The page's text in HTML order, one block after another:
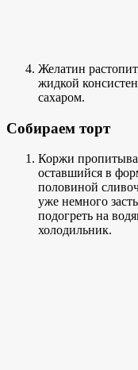
Желатин
жидкой
сахаром.
Собираем торт
Коржи
оставшийся в
половиной
уже немного
подогреть на
холодильник.